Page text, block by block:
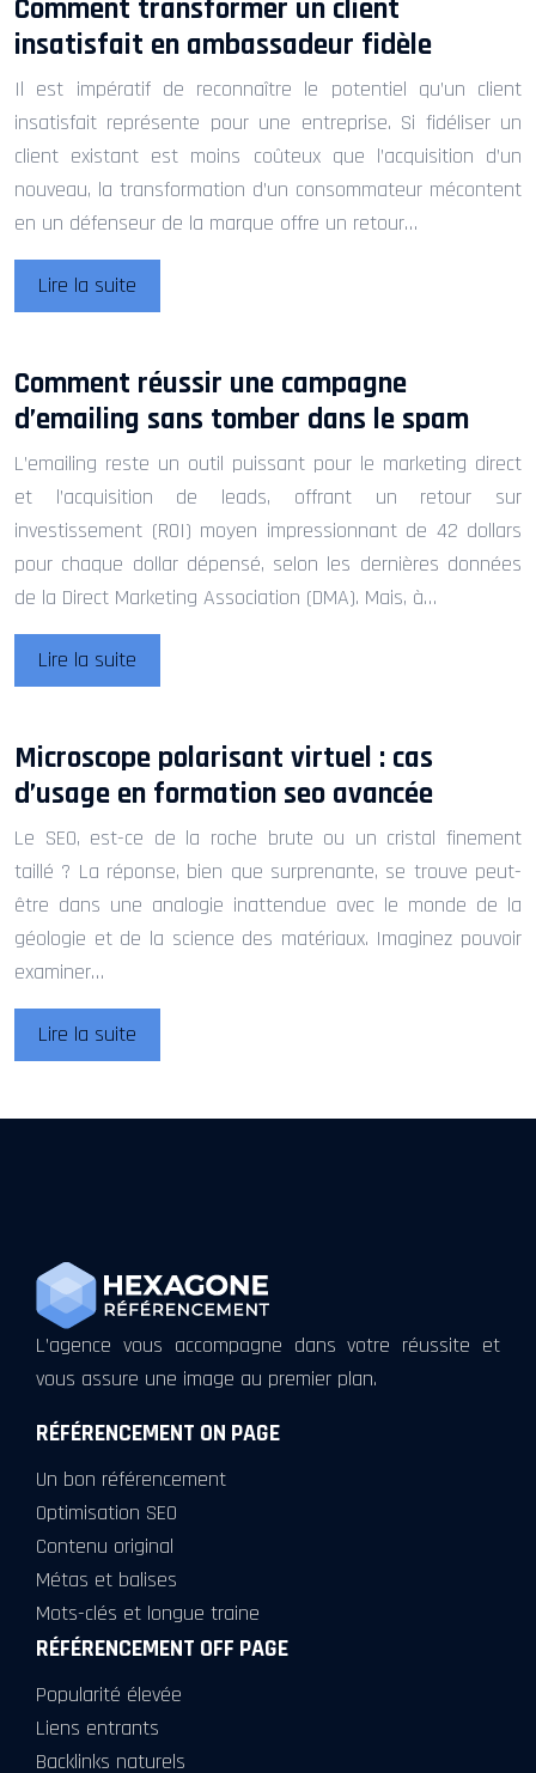
Comment transformer un client
insatisfait en ambassadeur fidèle
Il est impératif de reconnaître le potentiel qu’un client
insatisfait représente pour une entreprise. Si fidéliser un
client existant est moins coûteux que l’acquisition d’un
nouveau, la transformation d’un consommateur mécontent
en un défenseur de la marque offre un retour…
Lire la suite
Comment réussir une campagne
d’emailing sans tomber dans le spam
L’emailing reste un outil puissant pour le marketing direct
et l’acquisition de leads, offrant un retour sur
investissement (ROI) moyen impressionnant de 42 dollars
pour chaque dollar dépensé, selon les dernières données
de la Direct Marketing Association (DMA). Mais, à…
Lire la suite
Microscope polarisant virtuel : cas
d’usage en formation seo avancée
Le SEO, est-ce de la roche brute ou un cristal finement
taillé ? La réponse, bien que surprenante, se trouve peut-
être dans une analogie inattendue avec le monde de la
géologie et de la science des matériaux. Imaginez pouvoir
examiner…
Lire la suite
L’agence vous accompagne dans votre réussite et
vous assure une image au premier plan.
RÉFÉRENCEMENT ON PAGE
Un bon référencement
Optimisation SEO
Contenu original
Métas et balises
Mots-clés et longue traine
RÉFÉRENCEMENT OFF PAGE
Popularité élevée
Liens entrants
Backlinks naturels